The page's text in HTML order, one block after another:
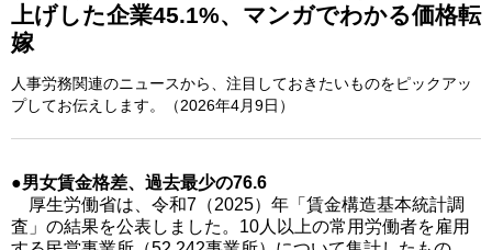
上げした企業45.1%、マンガでわかる価格転
嫁
人事労務関連のニュースから、注目しておきたいものをピックアッ
プしてお伝えします。（2026年4月9日）
●男女賃金格差、過去最少の76.6
厚生労働省は、令和7（2025）年「賃金構造基本統計調
査」の結果を公表しました。10人以上の常用労働者を雇用